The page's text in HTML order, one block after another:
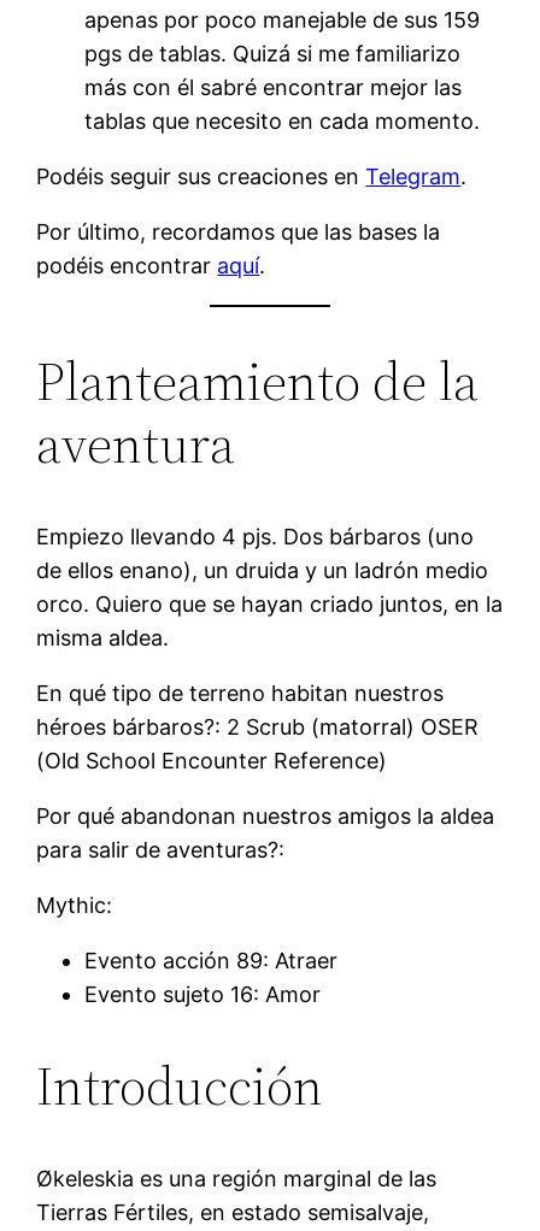
apenas por poco manejable de sus 159
pgs de tablas. Quizá si me familiarizo
más con él sabré encontrar mejor las
tablas que necesito en cada momento.
Podéis seguir sus creaciones enTelegram.
Por último, recordamos que las bases la
podéis encontrar aquí.
Planteamiento de la
aventura
Empiezo llevando 4 pjs. Dos bárbaros (uno
de ellos enano), un druida y un ladrón medio
orco. Quiero que se hayan criado juntos, en la
misma aldea.
En qué tipo de terreno habitan nuestros
héroes bárbaros?: 2 Scrub (matorral) OSER
(Old School Encounter Reference)
Por qué abandonan nuestros amigos la aldea
para salir de aventuras?:
Mythic:
Evento acción 89: Atraer
Evento sujeto 16: Amor
Introducción
Økeleskia es una región marginal de las
Tierras Fértiles, en estado semisalvaje,